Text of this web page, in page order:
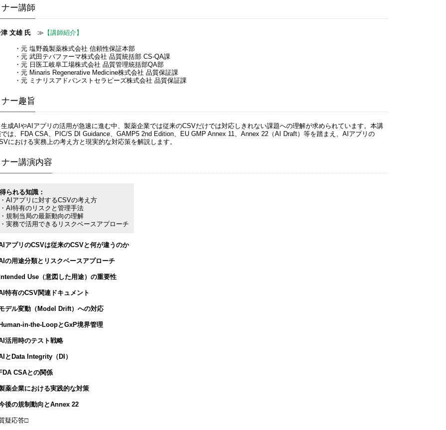
ー講師
津 文雄 氏≫ 【講師紹介】
・元 塩野義製薬株式会社 信頼性保証本部
・元 武田テバファーマ株式会社 品質統括部 CS-QA課
・元 日医工岐阜工場株式会社 品質管理統括部QA部
・元 Minaris Regenerative Medicine株式会社 品質保証課
・元 ミナリスアドバンストセラピーズ株式会社 品質保証課
ー趣旨
成AIやAIアプリの活用が急速に進む中、製薬企業では従来のCSVだけでは対応しきれない課題への理解が求められています。本講
は、FDA CSA、PIC/S DI Guidance、GAMP5 2nd Edition、EU GMP Annex 11、Annex 22（AI Draft）等を踏まえ、AIアプリの
における実務上の考え方と現実的な対応策を解説します。
ー講演内容
得られる知識：
・AIアプリに対するCSVの考え方
・AI特有のリスクと管理手法
・規制当局の最新動向の理解
・実務で活用できるリスクベースアプローチ
アプリのCSVは従来のCSVと何が違うのか
の用途分類とリスクベースアプローチ
Use（意図した用途）の重要性
特有のCSV関連ドキュメント
デル変動（Model Drift）への対応
in-the-LoopとGxP境界管理
活用時のテスト戦略
とData Integrity（DI）
CSAとの関係
薬企業における実践的な対策
後の規制動向とAnnex 22
疑応答□